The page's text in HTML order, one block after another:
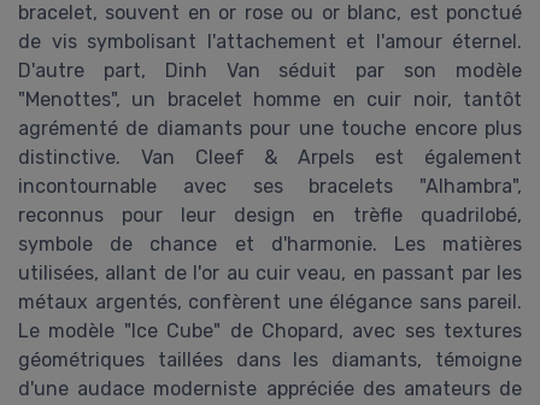
bracelet, souvent en or rose ou or blanc, est ponctué
de vis symbolisant l'attachement et l'amour éternel.
D'autre part, Dinh Van séduit par son modèle
"Menottes", un bracelet homme en cuir noir, tantôt
agrémenté de diamants pour une touche encore plus
distinctive. Van Cleef & Arpels est également
incontournable avec ses bracelets "Alhambra",
reconnus pour leur design en trèfle quadrilobé,
symbole de chance et d'harmonie. Les matières
utilisées, allant de l'or au cuir veau, en passant par les
métaux argentés, confèrent une élégance sans pareil.
Le modèle "Ice Cube" de Chopard, avec ses textures
géométriques taillées dans les diamants, témoigne
d'une audace moderniste appréciée des amateurs de